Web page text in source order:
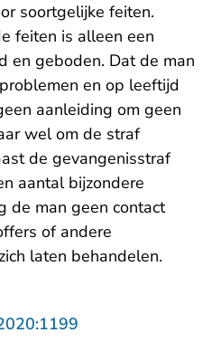
soortgelijke feiten.
feiten is alleen een
en geboden. Dat de man
en op leeftijd
aanleiding om geen
wel om de straf
de gevangenisstraf
aantal bijzondere
de man geen contact
of andere
laten behandelen.